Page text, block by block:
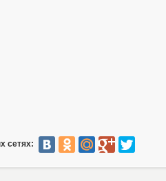
сетях: